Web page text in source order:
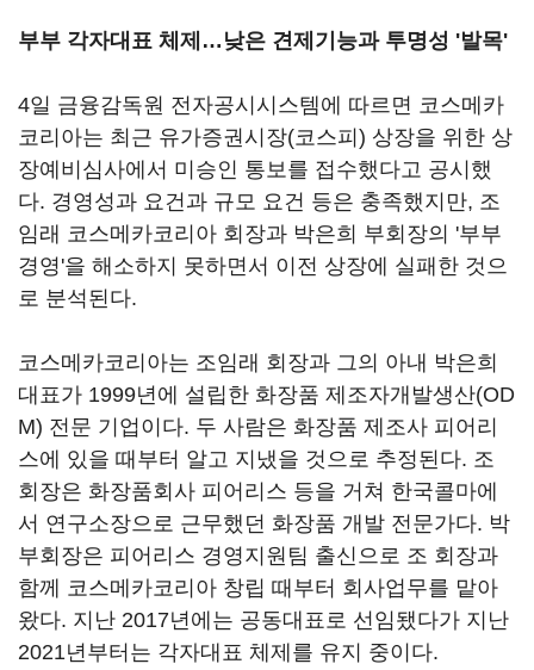
부부 각자대표 체제…낮은 견제기능과 투명성 '발목'
4일 금융감독원 전자공시시스템에 따르면 코스메카
코리아는 최근 유가증권시장(코스피) 상장을 위한 상
장예비심사에서 미승인 통보를 접수했다고 공시했
다. 경영성과 요건과 규모 요건 등은 충족했지만, 조
임래 코스메카코리아 회장과 박은희 부회장의 '부부
경영'을 해소하지 못하면서 이전 상장에 실패한 것으
로 분석된다.
코스메카코리아는 조임래 회장과 그의 아내 박은희
대표가 1999년에 설립한 화장품 제조자개발생산(OD
M) 전문 기업이다. 두 사람은 화장품 제조사 피어리
스에 있을 때부터 알고 지냈을 것으로 추정된다. 조
회장은 화장품회사 피어리스 등을 거쳐 한국콜마에
서 연구소장으로 근무했던 화장품 개발 전문가다. 박
부회장은 피어리스 경영지원팀 출신으로 조 회장과
함께 코스메카코리아 창립 때부터 회사업무를 맡아
왔다. 지난 2017년에는 공동대표로 선임됐다가 지난
2021년부터는 각자대표 체제를 유지 중이다.